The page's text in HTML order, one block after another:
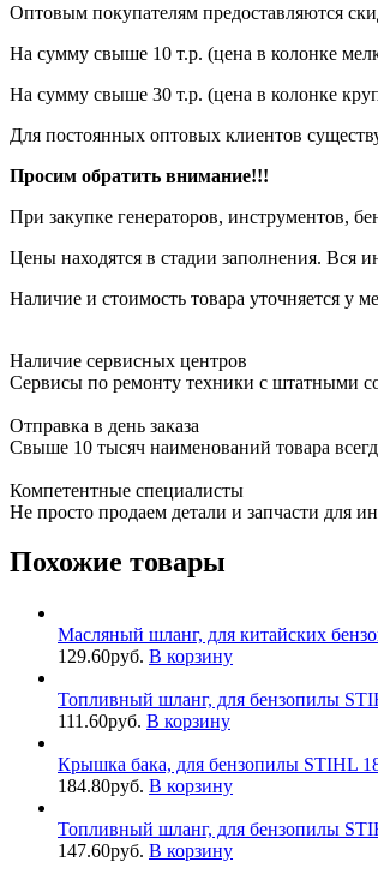
Оптовым покупателям предоставляются
На сумму свыше 10 т.р. (цена в колонке
На сумму свыше 30 т.р. (цена в колонке
Для постоянных оптовых клиентов
Просим обратить внимание!!!
При закупке генераторов, инструментов,
Цены находятся в стадии заполнения. Вся
Наличие и стоимость товара уточняется у
Наличие сервисных центров
Сервисы по ремонту техники с штатными
Отправка в день заказа
Свыше 10 тысяч наименований товара
Компетентные специалисты
Не просто продаем детали и запчасти для
Похожие товары
Масляный шланг, для китайских
129.60руб. В корзину
Топливный шланг, для бензопилы
111.60руб. В корзину
Крышка бака, для бензопилы STIHL
184.80руб. В корзину
Топливный шланг, для бензопилы
147.60руб. В корзину